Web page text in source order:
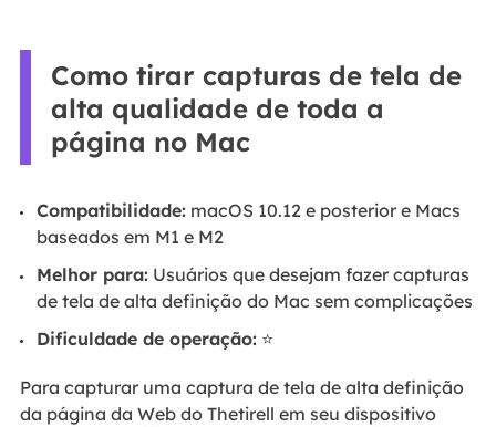
Como tirar capturas de tela de
alta qualidade de toda a
página no Mac
Compatibilidade:macOS 10.12 e posterior e Macs
baseados em M1 e M2
Melhor para:Usuários que desejam fazer capturas
de tela de alta definição do Mac sem complicações
Dificuldade de operação:⭐
Para capturar uma captura de tela de alta definição
da página da Web do Thetirell em seu dispositivo